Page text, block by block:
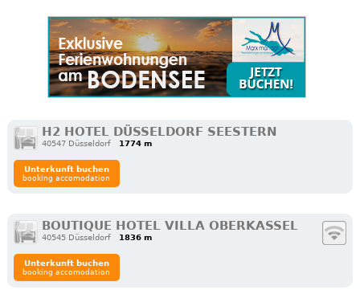
H2 HOTEL DÜSSELDORF SEESTERN
40547 Düsseldorf 1774 m
Unterkunft buchen
booking accomodation
BOUTIQUE HOTEL VILLA OBERKASSEL
40545 Düsseldorf 1836 m
Unterkunft buchen
booking accomodation